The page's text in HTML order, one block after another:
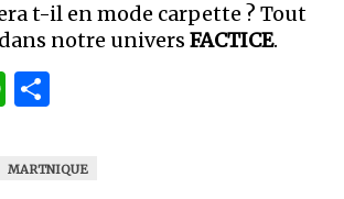
t-il en mode carpette ? Tout
notre univers FACTICE.
WhatsApp
MARTNIQUE